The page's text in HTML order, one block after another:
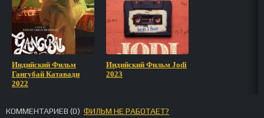
Индийский Фильм
Гангубай Катавади
2022
Индийский Фильм Jodi
2023
КОММЕНТАРИЕВ (0) ФИЛЬМ НЕ РАБОТАЕТ?